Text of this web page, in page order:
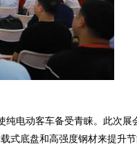
电动客车备受青睐。此次
式底盘和高强度钢材来提升节